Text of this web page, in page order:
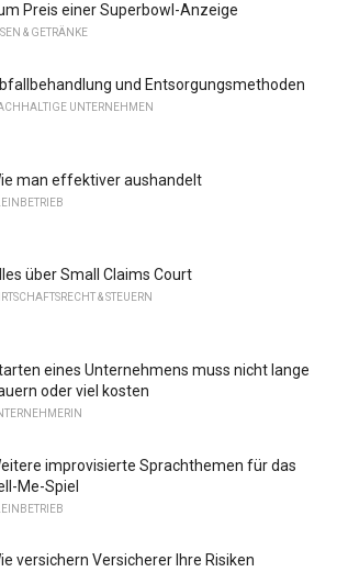
Preis einer Superbowl-Anzeige
& GETRÄNKE
und Entsorgungsmethoden
UNTERNEHMEN
man effektiver aushandelt
über Small Claims Court
& STEUERN
eines Unternehmens muss nicht lange
oder viel kosten
improvisierte Sprachthemen für das
Me-Spiel
versichern Versicherer Ihre Risiken